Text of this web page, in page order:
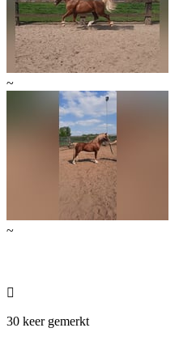
~
~

30 keer gemerkt